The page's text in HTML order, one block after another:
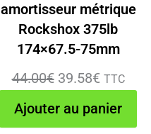
amortisseur métrique
Rockshox 375lb
174×67.5-75mm
44.00€ Le
initial
39.58€Le
prix
actuel
TTC
Ajouter au panier